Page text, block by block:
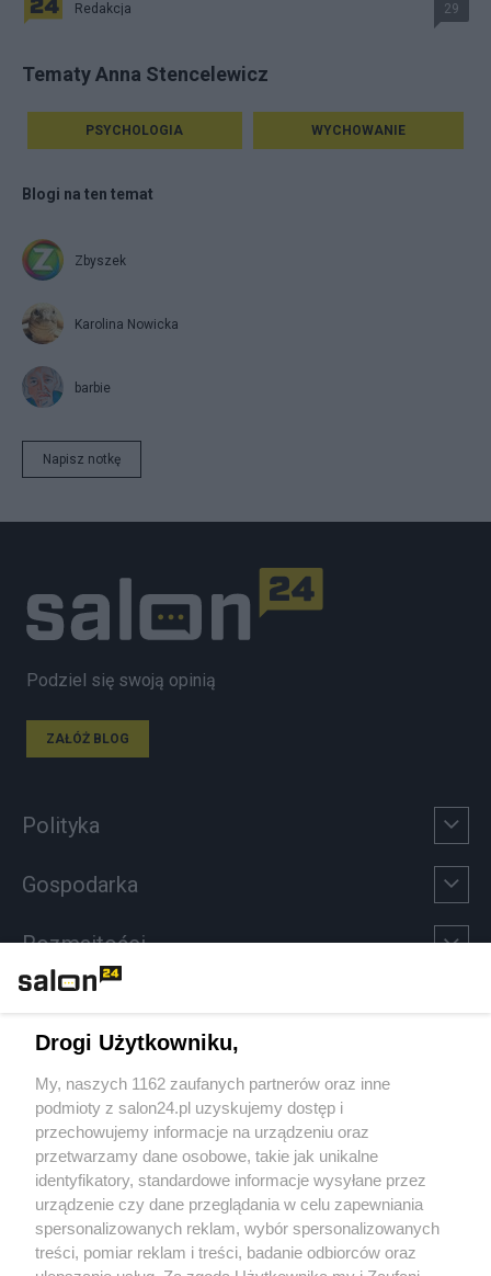
Redakcja 29
Tematy Anna Stencelewicz
PSYCHOLOGIA WYCHOWANIE
Blogi na ten temat
Zbyszek
Karolina Nowicka
barbie
Napisz notkę
Podziel się swoją opinią
ZAŁÓŻ BLOG
Polityka
Gospodarka
Rozmaitości
Sport
Społeczeństwo
Kultura
Drogi Użytkowniku,
My, naszych 1162 zaufanych partnerów oraz inne
podmioty z salon24.pl uzyskujemy dostęp i
przechowujemy informacje na urządzeniu oraz
przetwarzamy dane osobowe, takie jak unikalne
identyfikatory, standardowe informacje wysyłane przez
urządzenie czy dane przeglądania w celu zapewniania
spersonalizowanych reklam, wybór spersonalizowanych
treści, pomiar reklam i treści, badanie odbiorców oraz